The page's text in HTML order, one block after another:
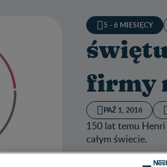
5 - 6 MIESIĘCY
firmy
PAŹ 1, 2016
150 lat temu
całym świecie.